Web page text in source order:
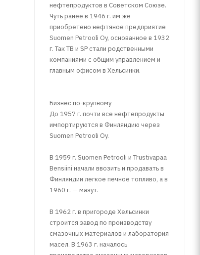
нефтепродуктов в Советском Союзе.
Чуть ранее в 1946 г. им же
приобретено нефтяное предприятие
Suomen Petrooli Oy, основанное в 1932
г. Так TB и SP стали родственными
компаниями с общим управлением и
главным офисом в Хельсинки.
Бизнес по-крупному
До 1957 г. почти все нефтепродукты
импортируются в Финляндию через
Suomen Petrooli Oy.
В 1959 г. Suomen Petrooli и Trustivapaa
Bensiini начали ввозить и продавать в
Финляндии легкое печное топливо, а в
1960 г. — мазут.
В 1962 г. в пригороде Хельсинки
строится завод по производству
смазочных материалов и лаборатория
масел. В 1963 г. началось